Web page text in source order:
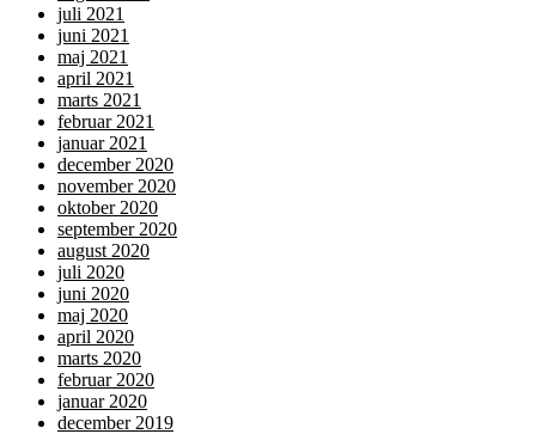
juli 2021
juni 2021
maj 2021
april 2021
marts 2021
februar 2021
januar 2021
december 2020
november 2020
oktober 2020
september 2020
august 2020
juli 2020
juni 2020
maj 2020
april 2020
marts 2020
februar 2020
januar 2020
december 2019